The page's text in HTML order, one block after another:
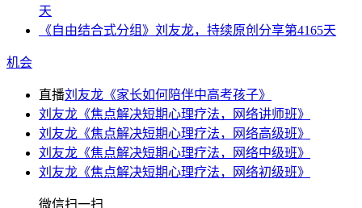
天
《自由结合式分组》刘友龙，持续原创分享第4165天
机会
直播刘友龙《家长如何陪伴中高考孩子》
刘友龙《焦点解决短期心理疗法，网络讲师班》
刘友龙《焦点解决短期心理疗法，网络高级班》
刘友龙《焦点解决短期心理疗法，网络中级班》
刘友龙《焦点解决短期心理疗法，网络初级班》
微信扫一扫